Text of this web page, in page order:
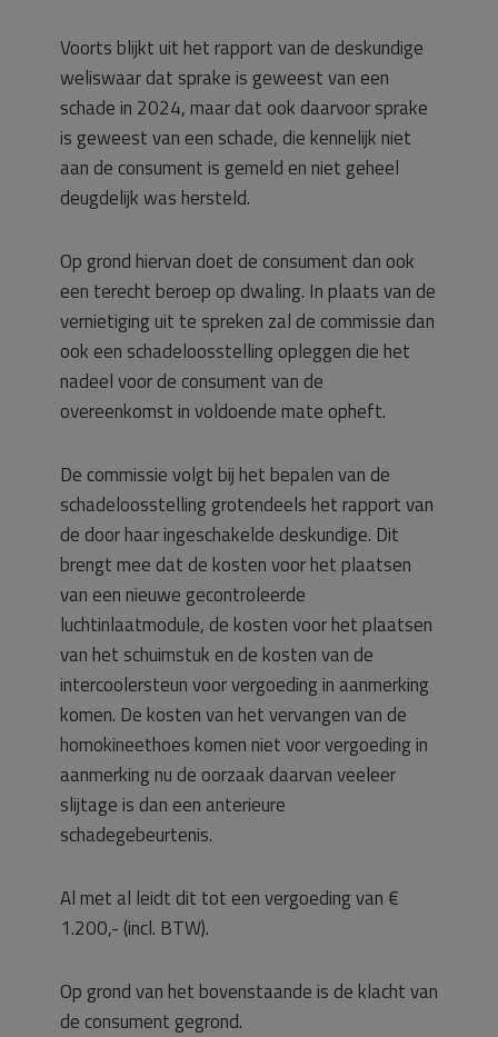
Voorts blijkt uit het rapport van de deskundige
weliswaar dat sprake is geweest van een
schade in 2024, maar dat ook daarvoor sprake
is geweest van een schade, die kennelijk niet
aan de consument is gemeld en niet geheel
deugdelijk was hersteld.
Op grond hiervan doet de consument dan ook
een terecht beroep op dwaling. In plaats van de
vernietiging uit te spreken zal de commissie dan
ook een schadeloosstelling opleggen die het
nadeel voor de consument van de
overeenkomst in voldoende mate opheft.
De commissie volgt bij het bepalen van de
schadeloosstelling grotendeels het rapport van
de door haar ingeschakelde deskundige. Dit
brengt mee dat de kosten voor het plaatsen
van een nieuwe gecontroleerde
luchtinlaatmodule, de kosten voor het plaatsen
van het schuimstuk en de kosten van de
intercoolersteun voor vergoeding in aanmerking
komen. De kosten van het vervangen van de
homokineethoes komen niet voor vergoeding in
aanmerking nu de oorzaak daarvan veeleer
slijtage is dan een anterieure
schadegebeurtenis.
Al met al leidt dit tot een vergoeding van €
1.200,- (incl. BTW).
Op grond van het bovenstaande is de klacht van
de consument gegrond.